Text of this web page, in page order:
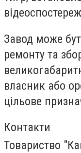
Завод може
ремонту та
власник або
цільове
Контакти
Товариство